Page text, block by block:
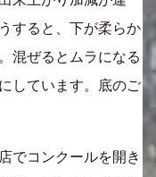
すると、下が柔らか
混ぜるとムラになる
しています。底のご
でコンクールを開き